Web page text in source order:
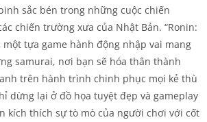
sắc bén trong những cuộc chiến
chiến trường xưa của Nhật Bản. “Ronin:
một tựa game hành động nhập vai mang
samurai, nơi bạn sẽ hóa thân thành
trên hành trình chinh phục mọi kẻ thù
dừng lại ở đồ họa tuyệt đẹp và gameplay
kích thích sự tò mò của người chơi với cốt